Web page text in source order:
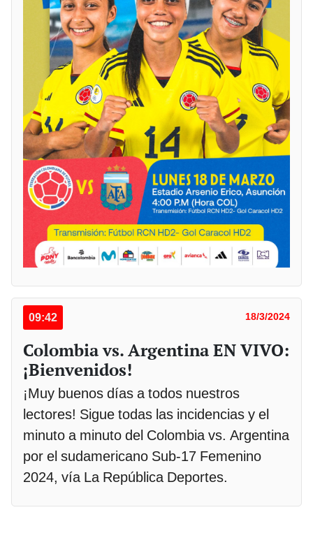
09:42 18/3/2024
Colombia vs. Argentina EN VIVO:
¡Bienvenidos!
¡Muy buenos días a todos nuestros
lectores! Sigue todas las incidencias y el
minuto a minuto del Colombia vs. Argentina
por el sudamericano Sub-17 Femenino
2024, vía La República Deportes.